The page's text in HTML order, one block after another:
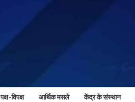
पक्ष-विपक्ष आर्थिक मसले केंद्र के संस्थान